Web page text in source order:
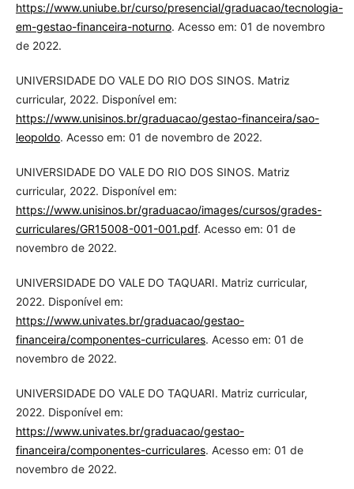
https://www.uniube.br/curso/presencial/graduacao/tecnologia-
em-gestao-financeira-noturno. Acesso em: 01 de novembro
de 2022.
UNIVERSIDADE DO VALE DO RIO DOS SINOS. Matriz
curricular, 2022. Disponível em:
https://www.unisinos.br/graduacao/gestao-financeira/sao-
leopoldo. Acesso em: 01 de novembro de 2022.
UNIVERSIDADE DO VALE DO RIO DOS SINOS. Matriz
curricular, 2022. Disponível em:
https://www.unisinos.br/graduacao/images/cursos/grades-
curriculares/GR15008-001-001.pdf. Acesso em: 01 de
novembro de 2022.
UNIVERSIDADE DO VALE DO TAQUARI. Matriz curricular,
2022. Disponível em:
https://www.univates.br/graduacao/gestao-
financeira/componentes-curriculares. Acesso em: 01 de
novembro de 2022.
UNIVERSIDADE DO VALE DO TAQUARI. Matriz curricular,
2022. Disponível em:
https://www.univates.br/graduacao/gestao-
financeira/componentes-curriculares. Acesso em: 01 de
novembro de 2022.